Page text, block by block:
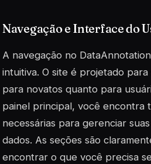
Navegação e Interface do
A navegação no
intuitiva. O site é projetado para
para novatos quanto para
painel principal, você encontra
necessárias para gerenciar
dados. As seções são
encontrar o que você precisa